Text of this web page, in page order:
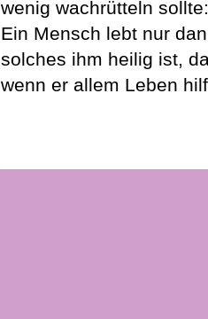
wenig wachrütteln sollte:
Ein Mensch lebt nur
solches ihm heilig ist,
wenn er allem Leben